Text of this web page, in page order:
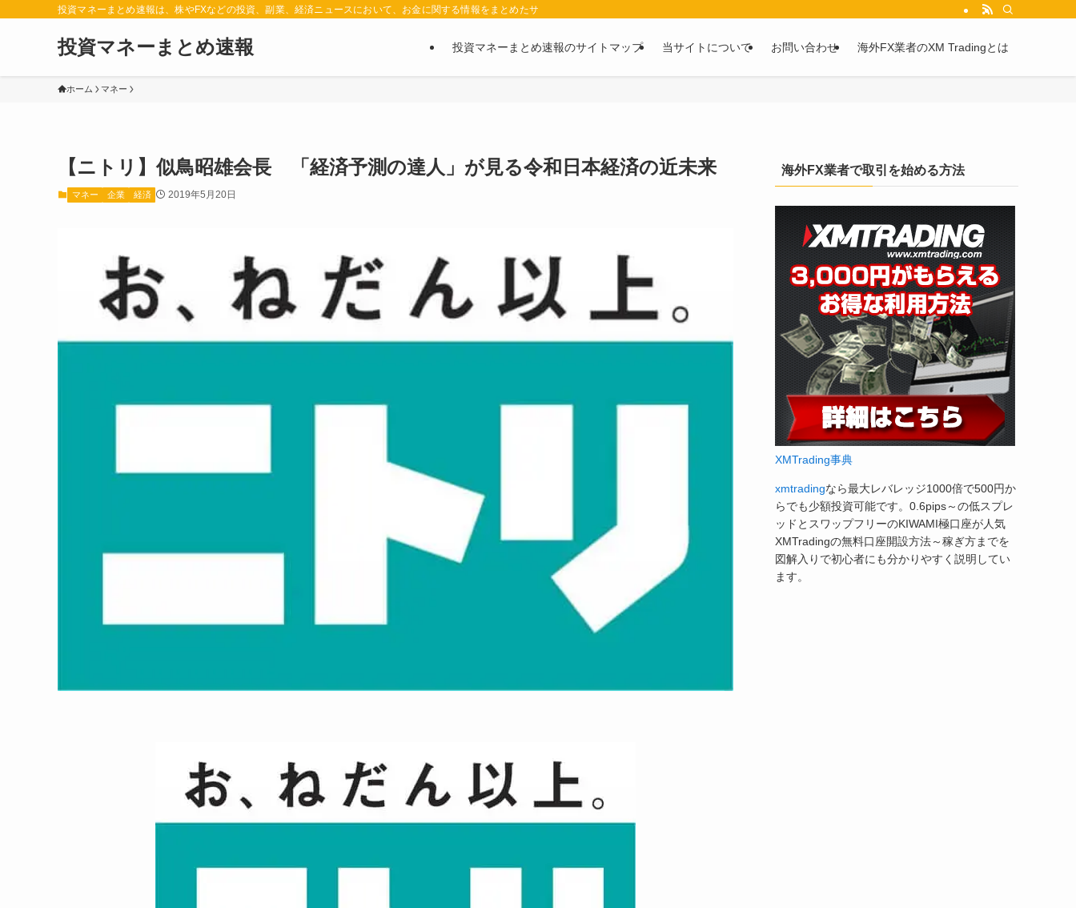
投資マネーまとめ速報は、株やFXなどの投資、副業、経済ニュースにおいて、お金に関する情報をまとめたサイトです。お金に関する情報の口コミや評判を2chや5chからピックアップしています。
投資マネーまとめ速報 投資マネーまとめ速報のサイトマップ 当サイトについて お問い合わせ 海外FX業者のXM Tradingとは
ホーム マネー
【ニトリ】似鳥昭雄会長 「経済予測の達人」が見る令和日本経済の近未来
マネー 企業 経済 2019年5月20日
海外FX業者で取引を始める方法
XMTrading事典
xmtradingなら最大レバレッジ1000倍で500円か
らでも少額投資可能です。0.6pips～の低スプレ
ッドとスワップフリーのKIWAMI極口座が人気
XMTradingの無料口座開設方法～稼ぎ方までを
図解入りで初心者にも分かりやすく説明してい
ます。